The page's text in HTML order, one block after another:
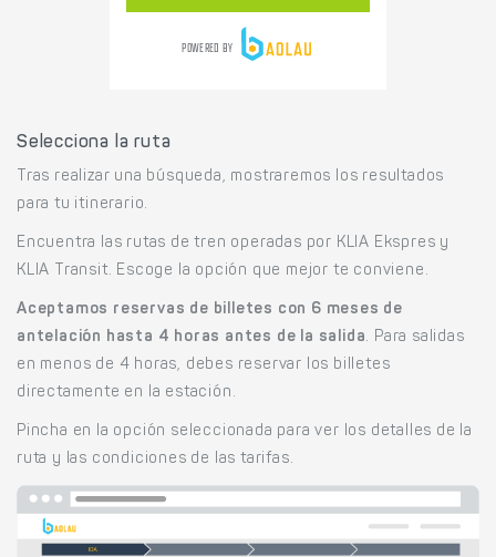
Selecciona la ruta
Tras realizar una búsqueda, mostraremos los resultados
para tu itinerario.
Encuentra las rutas de tren operadas por KLIA Ekspres y
KLIA Transit. Escoge la opción que mejor te conviene.
Aceptamos reservas de billetes con 6 meses de
antelación hasta 4 horas antes de la salida. Para salidas
en menos de 4 horas, debes reservar los billetes
directamente en la estación.
Pincha en la opción seleccionada para ver los detalles de la
ruta y las condiciones de las tarifas.